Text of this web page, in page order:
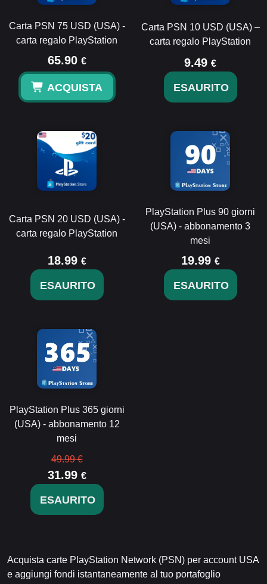
Carta PSN 75 USD (USA) -
carta regalo PlayStation
65.90 €
ACQUISTA
Carta PSN 10 USD (USA) –
carta regalo PlayStation
9.49 €
ESAURITO
Carta PSN 20 USD (USA) -
carta regalo PlayStation
18.99 €
ESAURITO
PlayStation Plus 90 giorni
(USA) - abbonamento 3
mesi
19.99 €
ESAURITO
PlayStation Plus 365 giorni
(USA) - abbonamento 12
mesi
49.99 €
31.99 €
ESAURITO
Acquista carte PlayStation Network (PSN) per account USA
e aggiungi fondi istantaneamente al tuo portafoglio